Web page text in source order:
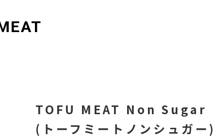
TOFU MEAT Non Sugar
(トーフミートノンシュガー)